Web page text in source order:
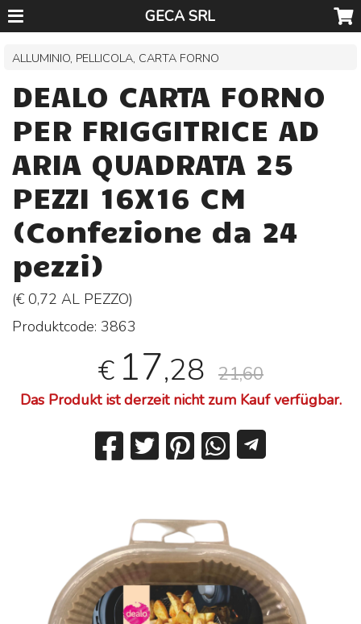
GECA SRL
ALLUMINIO, PELLICOLA, CARTA FORNO
DEALO CARTA FORNO
PER FRIGGITRICE AD
ARIA QUADRATA 25
PEZZI 16X16 CM
(Confezione da 24
pezzi)
(€ 0,72 AL PEZZO)
Produktcode:3863
€ 17,28 21,60
Das Produkt ist derzeit nicht zum Kauf verfügbar.